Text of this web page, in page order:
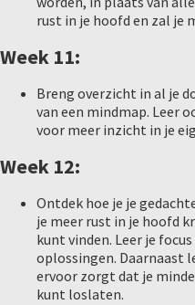
rust in je hoofd en zal je
Week 11:
Breng overzicht in al je
van een mindmap. Leer
voor meer inzicht in je
Week 12:
Ontdek hoe je je
je meer rust in je hoofd
kunt vinden. Leer je
oplossingen. Daarnaast
ervoor zorgt dat je
kunt loslaten.